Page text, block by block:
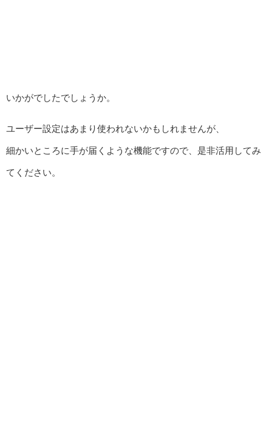
いかがでしたでしょうか。
ユーザー設定はあまり使われないかもしれませんが、
細かいところに手が届くような機能ですので、是非活用してみ
てください。